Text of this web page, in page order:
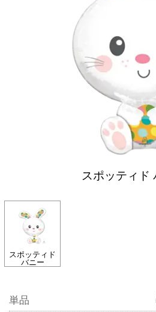
スポッティド
スポッティド
バニー
単品